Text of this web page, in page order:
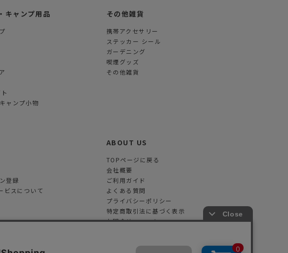
キャンプ用品
ャンプ小物
その他雑貨
携帯アクセサリー
ステッカー シール
ガーデニング
喫煙グッズ
その他雑貨
登録
ビスについて
ABOUT US
TOPページに戻る
会社概要
ご利用ガイド
よくある質問
プライバシーポリシー
特定商取引法に基づく表示
お問合せフォーム